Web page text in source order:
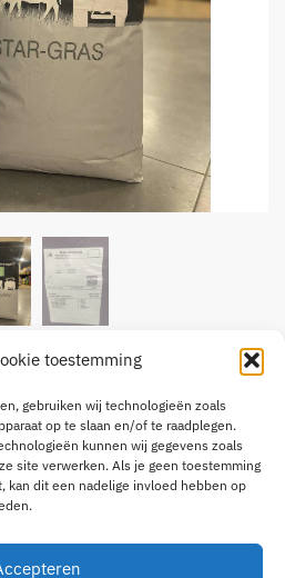
toestemming
gebruiken wij technologieën zoals
op te slaan en/of te raadplegen.
kunnen wij gegevens zoals
site verwerken. Als je geen toestemming
kan dit een nadelige invloed hebben op
1kg